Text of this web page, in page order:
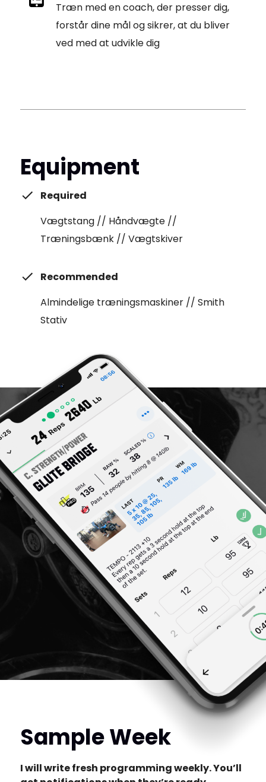
Træn med en coach, der presser dig,
forstår dine mål og sikrer, at du bliver
ved med at udvikle dig
Equipment
Required
Vægtstang // Håndvægte //
Træningsbænk // Vægtskiver
Recommended
Almindelige træningsmaskiner // Smith
Stativ
Sample Week
I will write fresh programming weekly. You’ll